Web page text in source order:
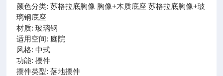
颜色分类: 苏格拉底胸像 胸像+木质底座 苏格拉底胸像+玻
璃钢底座
材质: 玻璃钢
适用空间: 庭院
风格: 中式
功能: 摆件
摆件类型: 落地摆件